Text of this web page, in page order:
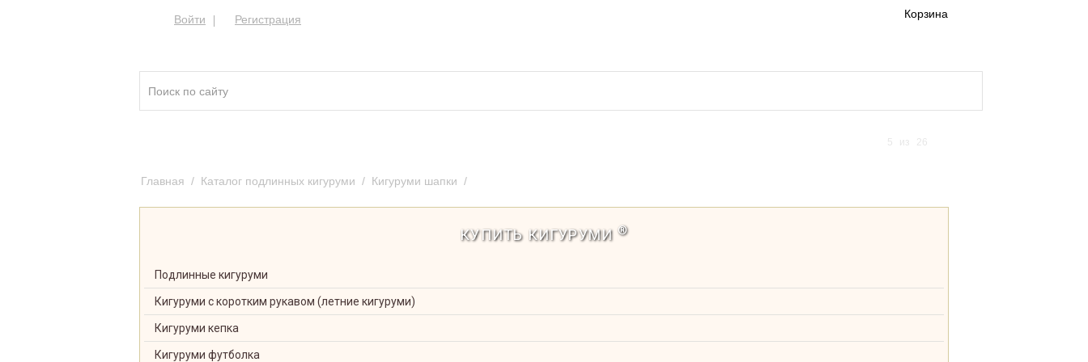
Войти Регистрация Корзина
Оплата и доставка кигуруми
Главная / Каталог подлинных кигуруми / Кигуруми шапки /
5 из 26
КУПИТЬ КИГУРУМИ ®
Подлинные кигуруми
Кигуруми с коротким рукавом (летние кигуруми)
Кигуруми кепка
Кигуруми футболка